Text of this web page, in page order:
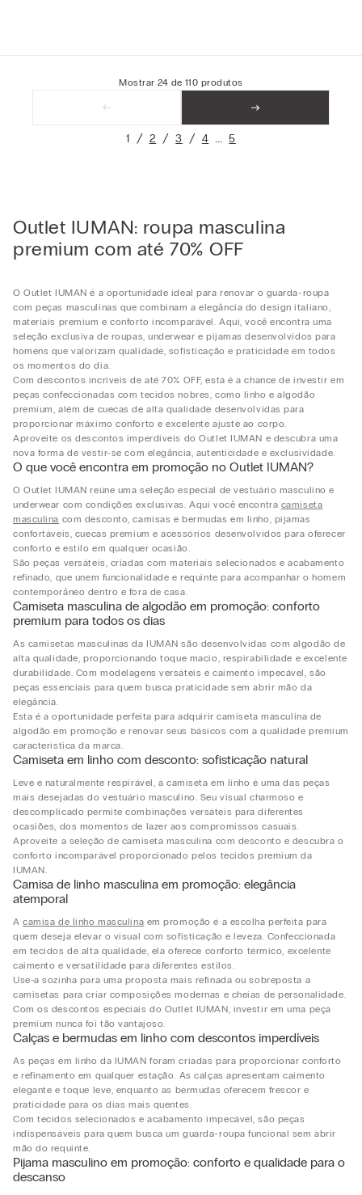
Mostrar 24 de 110 produtos
1 2 3 4 5
Outlet IUMAN: roupa masculina
premium com até 70% OFF
O Outlet IUMAN é a oportunidade ideal para renovar o guarda-roupa
com peças masculinas que combinam a elegância do design italiano,
materiais premium e conforto incomparável. Aqui, você encontra uma
seleção exclusiva de roupas, underwear e pijamas desenvolvidos para
homens que valorizam qualidade, sofisticação e praticidade em todos
os momentos do dia.
Com descontos incríveis de até 70% OFF, esta é a chance de investir em
peças confeccionadas com tecidos nobres, como linho e algodão
premium, além de cuecas de alta qualidade desenvolvidas para
proporcionar máximo conforto e excelente ajuste ao corpo.
Aproveite os descontos imperdíveis do Outlet IUMAN e descubra uma
nova forma de vestir-se com elegância, autenticidade e exclusividade.
O que você encontra em promoção no Outlet IUMAN?
O Outlet IUMAN reúne uma seleção especial de vestuário masculino e
underwear com condições exclusivas. Aqui você encontra camiseta
masculina com desconto, camisas e bermudas em linho, pijamas
confortáveis, cuecas premium e acessórios desenvolvidos para oferecer
conforto e estilo em qualquer ocasião.
São peças versáteis, criadas com materiais selecionados e acabamento
refinado, que unem funcionalidade e requinte para acompanhar o homem
contemporâneo dentro e fora de casa.
Camiseta masculina de algodão em promoção: conforto
premium para todos os dias
As camisetas masculinas da IUMAN são desenvolvidas com algodão de
alta qualidade, proporcionando toque macio, respirabilidade e excelente
durabilidade. Com modelagens versáteis e caimento impecável, são
peças essenciais para quem busca praticidade sem abrir mão da
elegância.
Esta é a oportunidade perfeita para adquirir camiseta masculina de
algodão em promoção e renovar seus básicos com a qualidade premium
característica da marca.
Camiseta em linho com desconto: sofisticação natural
Leve e naturalmente respirável, a camiseta em linho é uma das peças
mais desejadas do vestuário masculino. Seu visual charmoso e
descomplicado permite combinações versáteis para diferentes
ocasiões, dos momentos de lazer aos compromissos casuais.
Aproveite a seleção de camiseta masculina com desconto e descubra o
conforto incomparável proporcionado pelos tecidos premium da
IUMAN.
Camisa de linho masculina em promoção: elegância
atemporal
Acamisa de linho masculina em promoção é a escolha perfeita para
quem deseja elevar o visual com sofisticação e leveza. Confeccionada
em tecidos de alta qualidade, ela oferece conforto térmico, excelente
caimento e versatilidade para diferentes estilos.
Use-a sozinha para uma proposta mais refinada ou sobreposta a
camisetas para criar composições modernas e cheias de personalidade.
Com os descontos especiais do Outlet IUMAN, investir em uma peça
premium nunca foi tão vantajoso.
Calças e bermudas em linho com descontos imperdíveis
As peças em linho da IUMAN foram criadas para proporcionar conforto
e refinamento em qualquer estação. As calças apresentam caimento
elegante e toque leve, enquanto as bermudas oferecem frescor e
praticidade para os dias mais quentes.
Com tecidos selecionados e acabamento impecável, são peças
indispensáveis para quem busca um guarda-roupa funcional sem abrir
mão do requinte.
Pijama masculino em promoção: conforto e qualidade para o
descanso